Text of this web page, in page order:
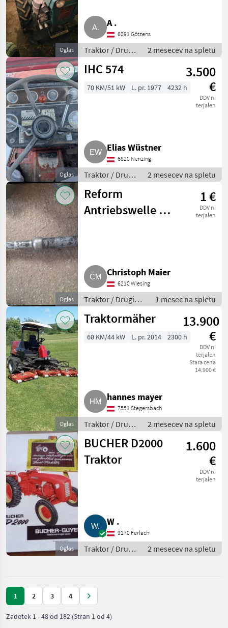
Oglas
A .
6091 Götzens
Traktor / Drugi
traktor
2 mesecev na spletu
Oglas
IHC 574
3.500
€
DDV ni
terjalen
70 KM/51 kW L. pr. 1977 4232 h
Elias Wüstner
6820 Nenzing
Traktor / Drugi
traktor
2 mesecev na spletu
Oglas
Reform
Antriebswelle zu
1 €
DDV ni
terjalen
Christoph Maier
6210 Wiesing
Traktor / Drugi
traktor
1 mesec na spletu
Oglas
Traktormäher
13.900
€
DDV ni
terjalen
Stara cena
14.900 €
60 KM/44 kW L. pr. 2014 2300 h
hannes mayer
7551 Stegersbach
Traktor / Drugi
traktor
2 mesecev na spletu
Oglas
BUCHER D2000
Traktor
1.600
€
DDV ni
terjalen
W .
9170 Ferlach
Traktor / Drugi
traktor
2 mesecev na spletu
1 2 3 4
Zadetek 1-48od 182 (Stran 1 od 4)